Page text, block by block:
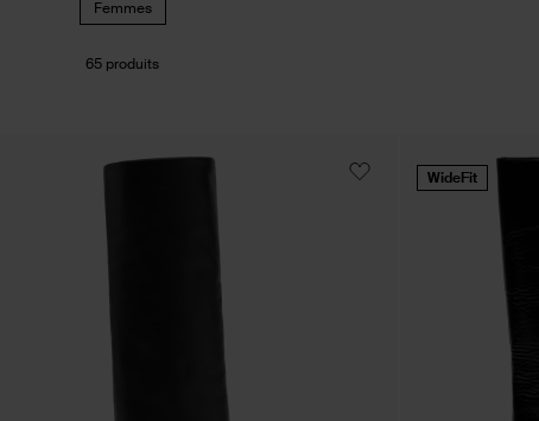
Femmes
65 produits
WideFit